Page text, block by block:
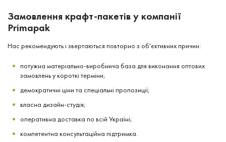
Замовлення крафт-пакетів у компанії
Primapak
Нас рекомендують і звертаються повторно з об'єктивних причин:
потужна матеріально-виробнича база для виконання оптових
замовлень у короткі терміни;
демократичні ціни та спеціальні пропозиції;
власна дизайн-студія;
оперативна доставка по всій Україні;
компетентна консультаційна підтримка.